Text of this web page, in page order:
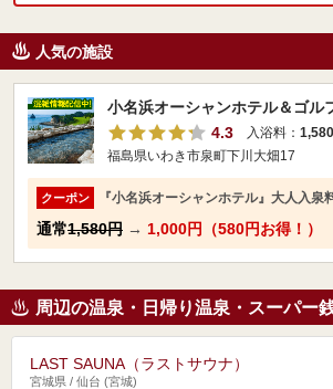
人気の施設
小名浜オーシャンホテル＆ゴル
4.3
入浴料：
福島県いわき市泉町下川大畑17
クーポン 『小名浜オーシャンホテル』大人入泉
通常1,580円 → 1,000円（580円お得！）
周辺の温泉・日帰り温泉・スーパー
LAST SAUNA（ラストサウナ）
宮城県 / 仙台 (宮城)